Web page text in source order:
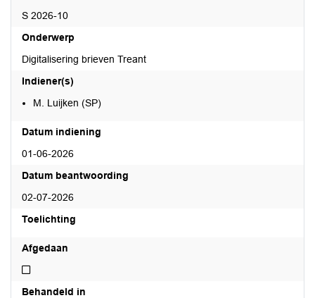
S 2026-10
Onderwerp
Digitalisering brieven Treant
Indiener(s)
M. Luijken (SP)
Datum indiening
01-06-2026
Datum beantwoording
02-07-2026
Toelichting
Afgedaan
Niet afgedaan
Behandeld in